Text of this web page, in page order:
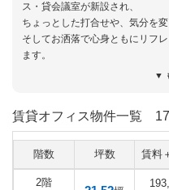
ス・貸会議室が新設され、
ちょっとした打合せや、気分を
そしてお洒落で心身ともにリフ
ます。
リニューアルされている水回り
久留米で物件をお探しのお客様
▼
賃貸オフィス物件一覧
階数 坪数 賃料
2階